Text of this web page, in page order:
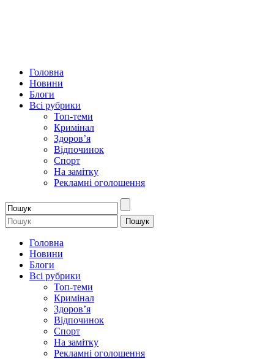
Головна
Новини
Блоги
Всі рубрики
Топ-теми
Кримінал
Здоров’я
Відпочинок
Спорт
На замітку
Рекламні оголошення
Головна
Новини
Блоги
Всі рубрики
Топ-теми
Кримінал
Здоров’я
Відпочинок
Спорт
На замітку
Рекламні оголошення